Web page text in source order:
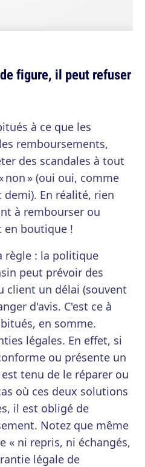
figure, il peut refuser
à ce que les
remboursements,
des scandales à tout
non » (oui oui, comme
demi). En réalité, rien
à rembourser ou
en boutique !
règle : la politique
peut prévoir des
client un délai (souvent
d'avis. C'est ce à
en somme.
légales. En effet, si
ou présente un
tenu de le réparer ou
où ces deux solutions
il est obligé de
Notez que même
« ni repris, ni échangés,
légale de